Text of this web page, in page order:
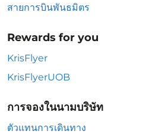
สายการบินพันธมิตร
Rewards for you
KrisFlyer
KrisFlyerUOB
การจองในนามบริษัท
ตัวแทนการเดินทาง